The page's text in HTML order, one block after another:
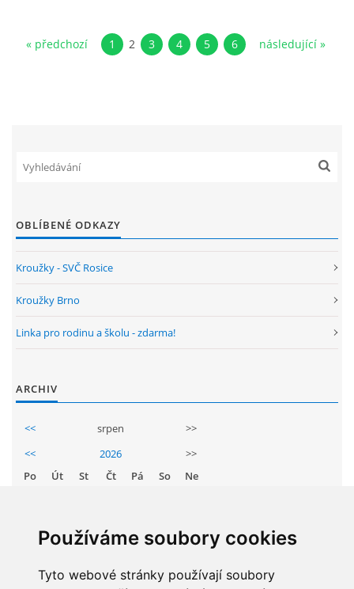
Používáme soubory cookies
Tyto webové stránky používají soubory
REZERVAČNÍ SYSTÉM SPORTOVNÍ HALY
VOLNÁ PRACOVNÍ MÍSTA
Základní škola, Zbraslav, okres Brno-venkov, příspěvková
organizace, IČ: 70994099
PSČ 664 84
Škola: 546 453 183, mobil 739 666 402, Družina: 732 246 380, Jídelna:
606 946 586, datová schránka: 2hgmui6
« předchozí 1 2 3 4 5 6 následující »
OBLÍBENÉ ODKAZY
Kroužky - SVČ Rosice
Kroužky Brno
Linka pro rodinu a školu - zdarma!
ARCHIV
<< srpen
>>
<<
2026
>>
Po
Út St Čt Pá So
Ne
11 12 13 14 15
16
18 19 20 21 22 23